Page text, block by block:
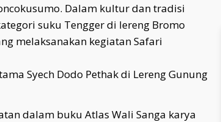
Dalam kultur dan tradisi
suku Tengger di lereng Bromo
melaksanakan kegiatan Safari
Syech Dodo Pethak di Lereng Gunung
dalam buku Atlas Wali Sanga karya